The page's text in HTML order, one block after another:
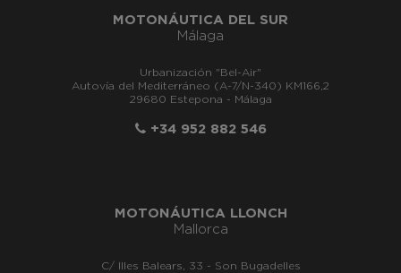
MOTONÁUTICA DEL SUR
Málaga
Urbanización "Bel-Air"
Autovía del Mediterráneo (A-7/N-340) KM166,2
29680 Estepona - Málaga
+34 952 882 546
MOTONÁUTICA LLONCH
Mallorca
C/ Illes Balears, 33 - Son Bugadelles